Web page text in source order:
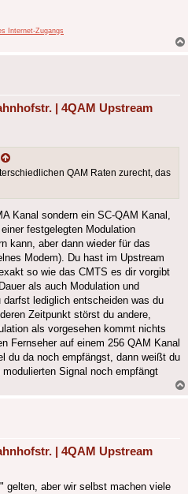
Internet-Zugangs
| 4QAM Upstream
QAM Raten zurecht, das
Kanal sondern ein SC-QAM Kanal,
festgelegten Modulation
kann, aber dann wieder für das
Modem). Du hast im Upstream
so wie das CMTS es dir vorgibt
als auch Modulation und
lediglich entscheiden was du
Zeitpunkt störst du andere,
als vorgesehen kommt nichts
Fernseher auf einem 256 QAM Kanal
du da noch empfängst, dann weißt du
Signal noch empfängt
| 4QAM Upstream
gelten, aber wir selbst machen viele